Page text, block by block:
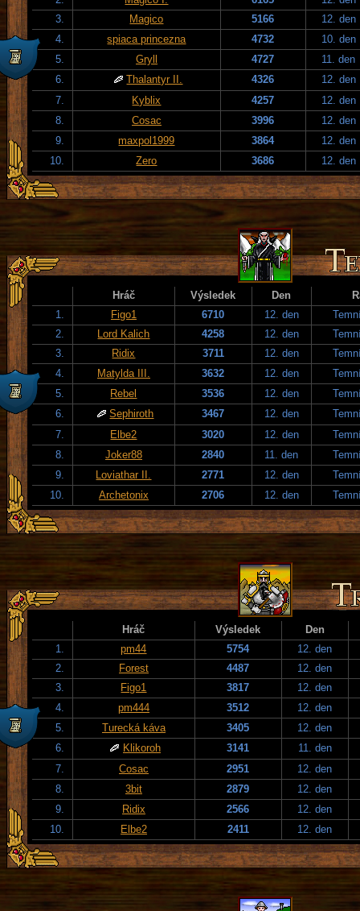
3.
Magico 5166
12. den
4.
spiaca princezna 4732
10. den
5.
Gryll 4727
11. den
6.
Thalantyr II. 4326
12. den
7.
Kyblix 4257
12. den
8.
Cosac 3996
12. den
9.
maxpol1999 3864
12. den
10.
Zero 3686 12. den
Hráč Výsledek Den
1.
Figo1 6710 12. den
2.
Lord Kalich 4258 12. den
3.
Ridix 3711 12. den
4.
Matylda III. 3632 12. den
5.
Rebel 3536 12. den
6.
Sephiroth 3467 12. den
7.
Elbe2 3020 12. den
8.
Joker88 2840 11. den
9.
Loviathar II. 2771 12. den
10.
Archetonix 2706 12. den
Hráč Výsledek
Den
1.
pm44 5754
12. den
2.
Forest 4487
12. den
3.
Figo1 3817
12. den
4.
pm444 3512
12. den
5.
Turecká káva 3405
12. den
6.
Klikoroh 3141
11. den
7.
Cosac 2951
12. den
8.
3bit 2879
12. den
9.
Ridix 2566
12. den
10.
Elbe2 2411 12. den